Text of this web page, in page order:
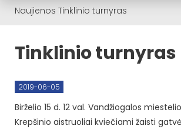
Naujienos Tinklinio turnyras
Tinklinio turnyras
2019-06-05
Birželio 15 d. 12 val. Vandžiogalos
Krepšinio aistruoliai kviečiami žaisti